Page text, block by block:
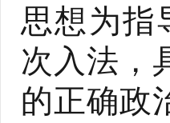
思想为指
次入法，
的正确政